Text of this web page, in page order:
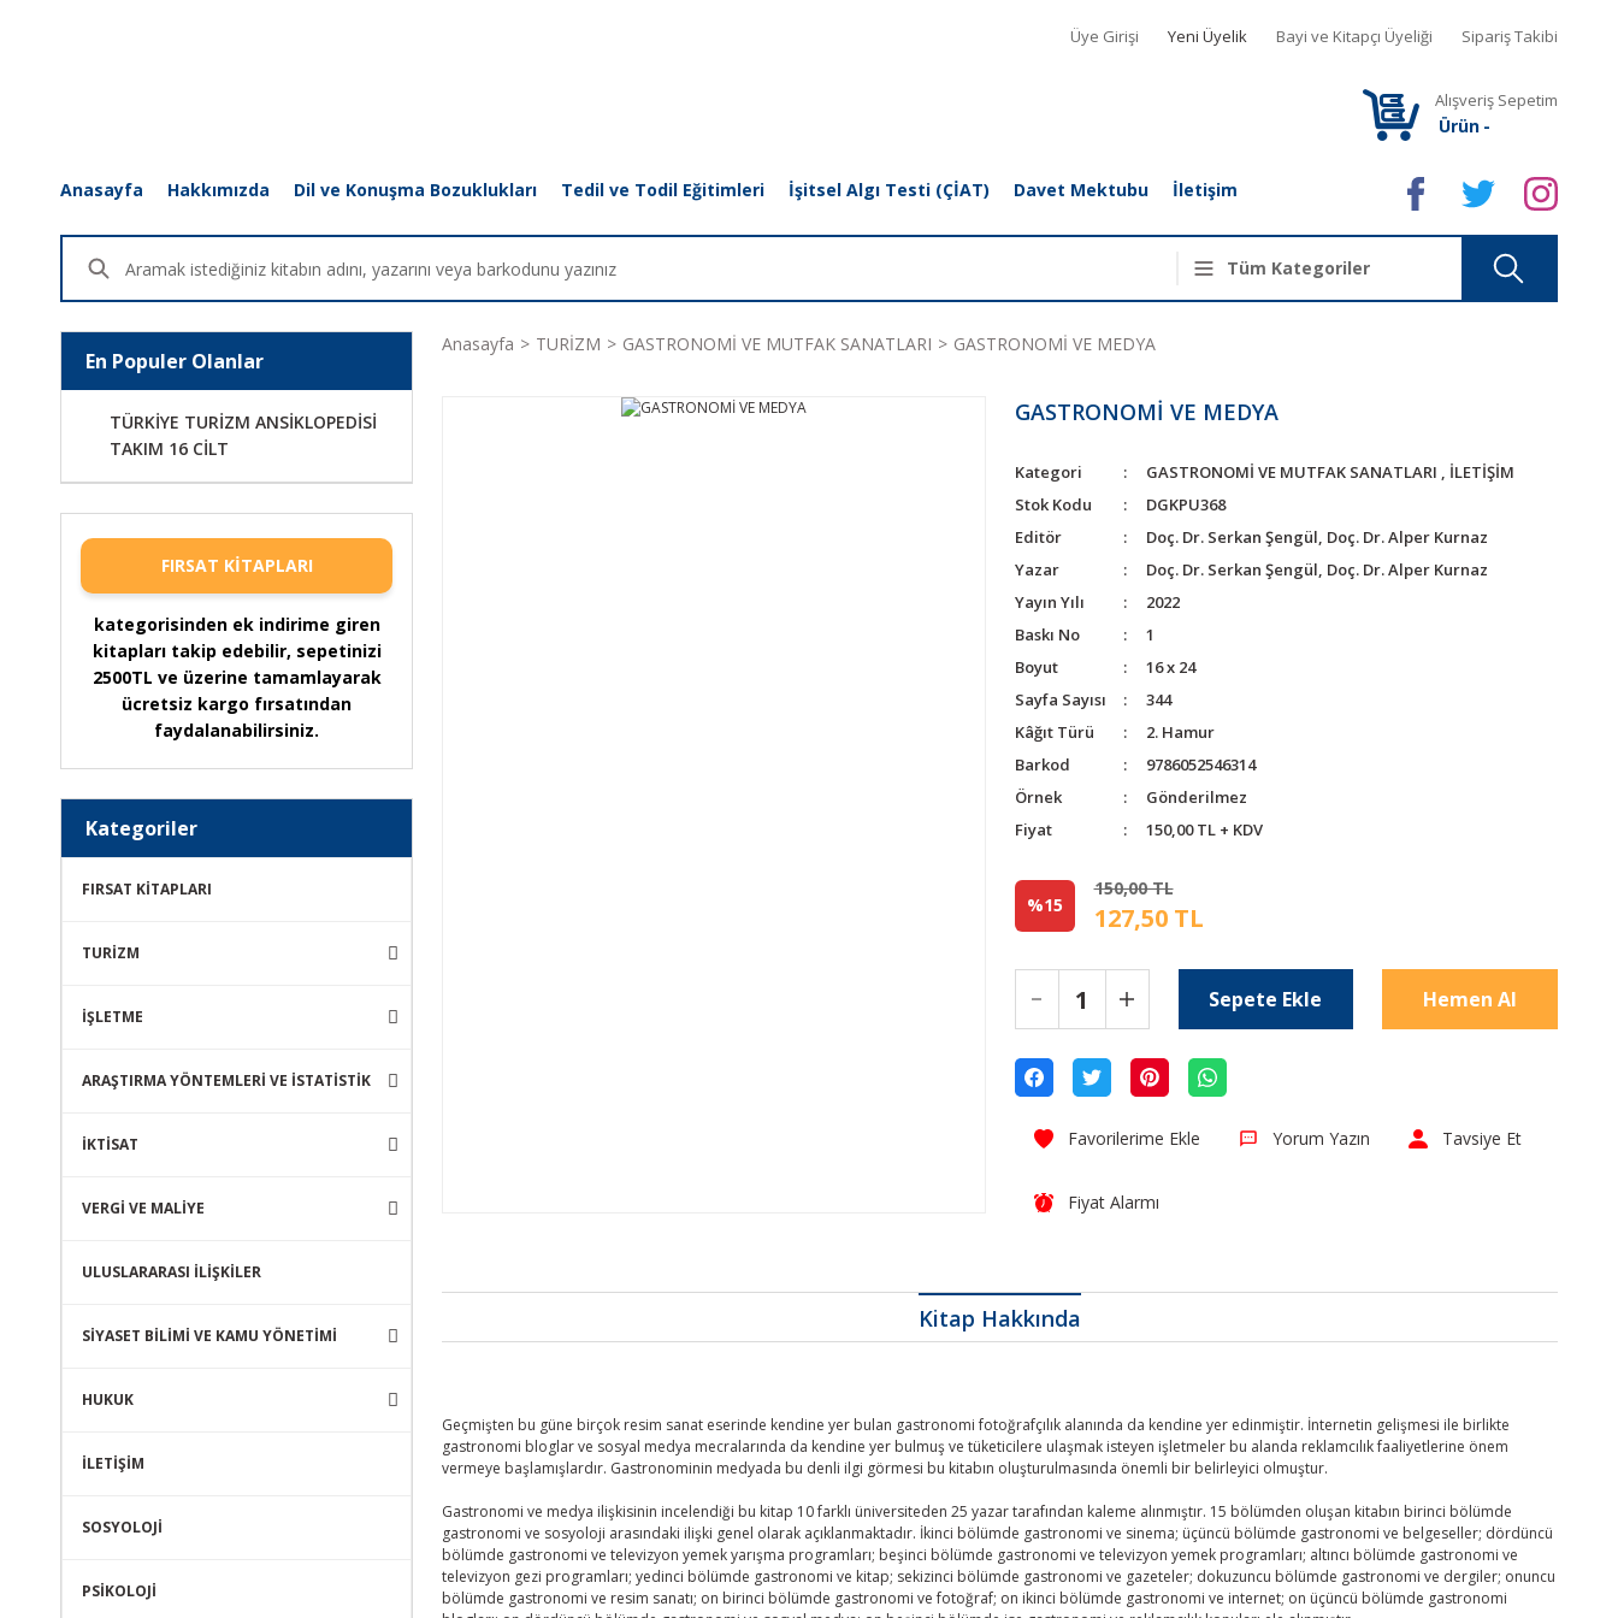
Üye Girişi Yeni Üyelik Bayi ve Kitapçı Üyeliği Sipariş Takibi
Alışveriş Sepetim
Ürün -
Anasayfa Hakkımızda Dil ve Konuşma Bozuklukları Tedil ve Todil Eğitimleri İşitsel Algı Testi (ÇİAT) Davet Mektubu İletişim
En Populer Olanlar
TÜRKİYE TURİZM ANSİKLOPEDİSİ
TAKIM 16 CİLT
FIRSAT KİTAPLARI
kategorisinden ek indirime giren
kitapları takip edebilir, sepetinizi
2500TL ve üzerine tamamlayarak
ücretsiz kargo fırsatından
faydalanabilirsiniz.
Kategoriler
FIRSAT KİTAPLARI
TURİZM
İŞLETME
ARAŞTIRMA YÖNTEMLERİ VE İSTATİSTİK
İKTİSAT
VERGİ VE MALİYE
ULUSLARARASI İLİŞKİLER
SİYASET BİLİMİ VE KAMU YÖNETİMİ
HUKUK
İLETİŞİM
SOSYOLOJİ
PSİKOLOJİ
Anasayfa TURİZM GASTRONOMİ VE MUTFAK SANATLARI GASTRONOMİ VE MEDYA
GASTRONOMİ VE MEDYA
Kategori GASTRONOMİ VE MUTFAK SANATLARI , İLETİŞİM
Stok Kodu
DGKPU368
Editör
Doç. Dr. Serkan Şengül, Doç. Dr. Alper Kurnaz
Yazar
Doç. Dr. Serkan Şengül, Doç. Dr. Alper Kurnaz
Yayın Yılı
2022
Baskı No
1
Boyut
16 x 24
Sayfa Sayısı
344
Kâğıt Türü
2. Hamur
Barkod
9786052546314
Örnek
Gönderilmez
Fiyat
150,00 TL + KDV
%15
150,00 TL
127,50 TL
Sepete Ekle Hemen Al
Yorum Yazın Tavsiye Et
Fiyat Alarmı
Kitap Hakkında
Geçmişten bu güne birçok resim sanat eserinde kendine yer bulan gastronomi fotoğrafçılık alanında da kendine yer edinmiştir. İnternetin gelişmesi ile birlikte
gastronomi bloglar ve sosyal medya mecralarında da kendine yer bulmuş ve tüketicilere ulaşmak isteyen işletmeler bu alanda reklamcılık faaliyetlerine önem
vermeye başlamışlardır. Gastronominin medyada bu denli ilgi görmesi bu kitabın oluşturulmasında önemli bir belirleyici olmuştur.
Gastronomi ve medya ilişkisinin incelendiği bu kitap 10 farklı üniversiteden 25 yazar tarafından kaleme alınmıştır. 15 bölümden oluşan kitabın birinci bölümde
gastronomi ve sosyoloji arasındaki ilişki genel olarak açıklanmaktadır. İkinci bölümde gastronomi ve sinema; üçüncü bölümde gastronomi ve belgeseller; dördüncü
bölümde gastronomi ve televizyon yemek yarışma programları; beşinci bölümde gastronomi ve televizyon yemek programları; altıncı bölümde gastronomi ve
televizyon gezi programları; yedinci bölümde gastronomi ve kitap; sekizinci bölümde gastronomi ve gazeteler; dokuzuncu bölümde gastronomi ve dergiler; onuncu
bölümde gastronomi ve resim sanatı; on birinci bölümde gastronomi ve fotoğraf; on ikinci bölümde gastronomi ve internet; on üçüncü bölümde gastronomi